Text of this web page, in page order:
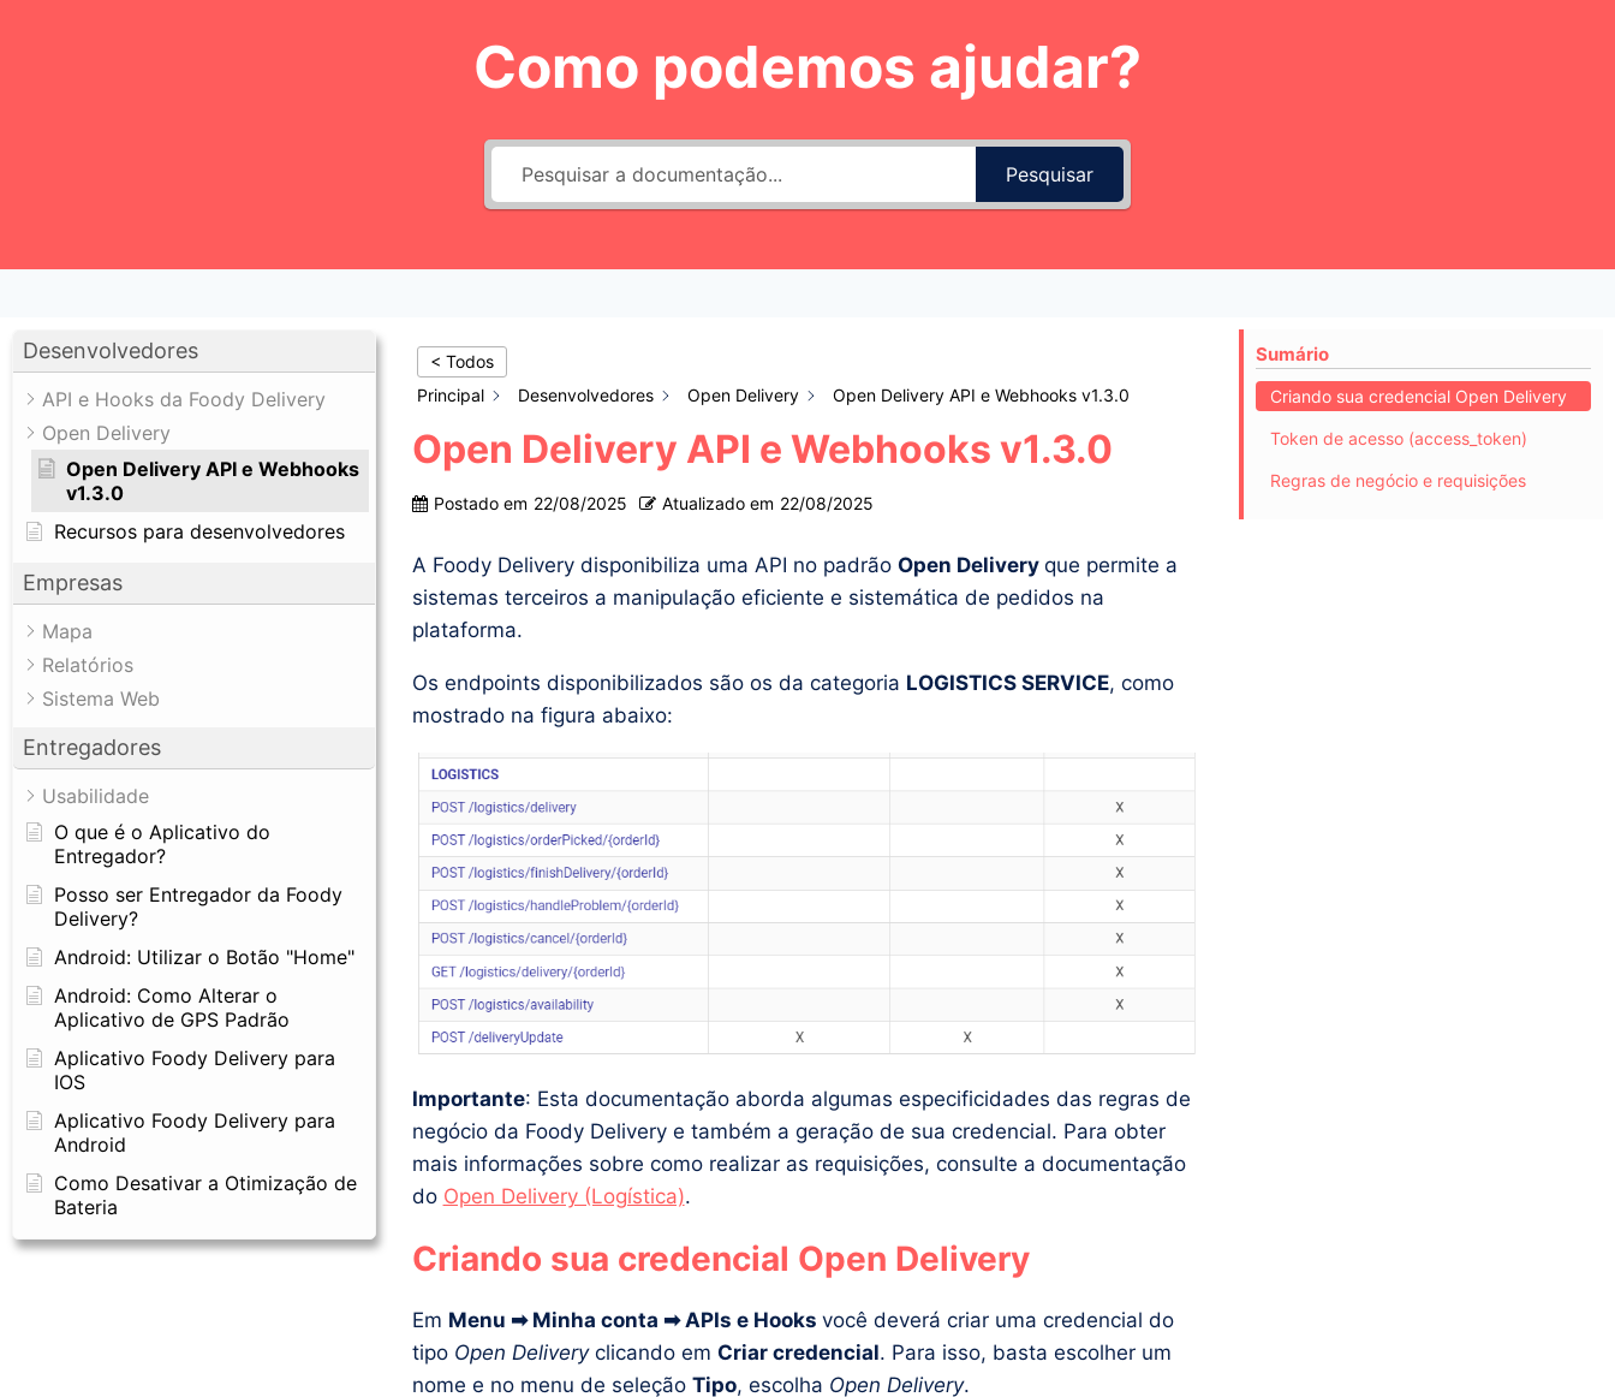
Como podemos ajudar?
Pesquisar
Desenvolvedores
API e Hooks da Foody Delivery
Open Delivery
Open Delivery API e Webhooks
v1.3.0
Recursos para desenvolvedores
Empresas
Mapa
Relatórios
Sistema Web
Entregadores
Usabilidade
O que é o Aplicativo do
Entregador?
Posso ser Entregador da Foody
Delivery?
Android: Utilizar o Botão "Home"
Android: Como Alterar o
Aplicativo de GPS Padrão
Aplicativo Foody Delivery para
IOS
Aplicativo Foody Delivery para
Android
Como Desativar a Otimização de
Bateria
< Todos
Principal
Desenvolvedores Open Delivery Open Delivery API e Webhooks v1.3.0
Open Delivery API e Webhooks v1.3.0
Postado em 22/08/2025 Atualizado em 22/08/2025
A Foody Delivery disponibiliza uma API no padrão Open Delivery que permite a
sistemas terceiros a manipulação eficiente e sistemática de pedidos na
plataforma.
Os endpoints disponibilizados são os da categoria LOGISTICS SERVICE, como
mostrado na figura abaixo:
Importante: Esta documentação aborda algumas especificidades das regras de
negócio da Foody Delivery e também a geração de sua credencial. Para obter
mais informações sobre como realizar as requisições, consulte a documentação
do Open Delivery (Logística).
Criando sua credencial Open Delivery
Em Menu ➡ Minha conta ➡ APIs e Hooks você deverá criar uma credencial do
tipo Open Deliveryclicando em Criar credencial. Para isso, basta escolher um
nome e no menu de seleção Tipo, escolha Open Delivery.
Sumário
Criando sua credencial Open Delivery
Token de acesso (access_token)
Regras de negócio e requisições